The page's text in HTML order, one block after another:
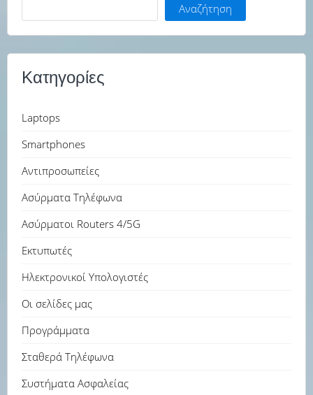
Αναζήτηση
Κατηγορίες
Laptops
Smartphones
Αντιπροσωπείες
Ασύρματα Τηλέφωνα
Ασύρματοι Routers 4/5G
Εκτυπωτές
Ηλεκτρονικοί Υπολογιστές
Οι σελίδες μας
Προγράμματα
Σταθερά Τηλέφωνα
Συστήματα Ασφαλείας